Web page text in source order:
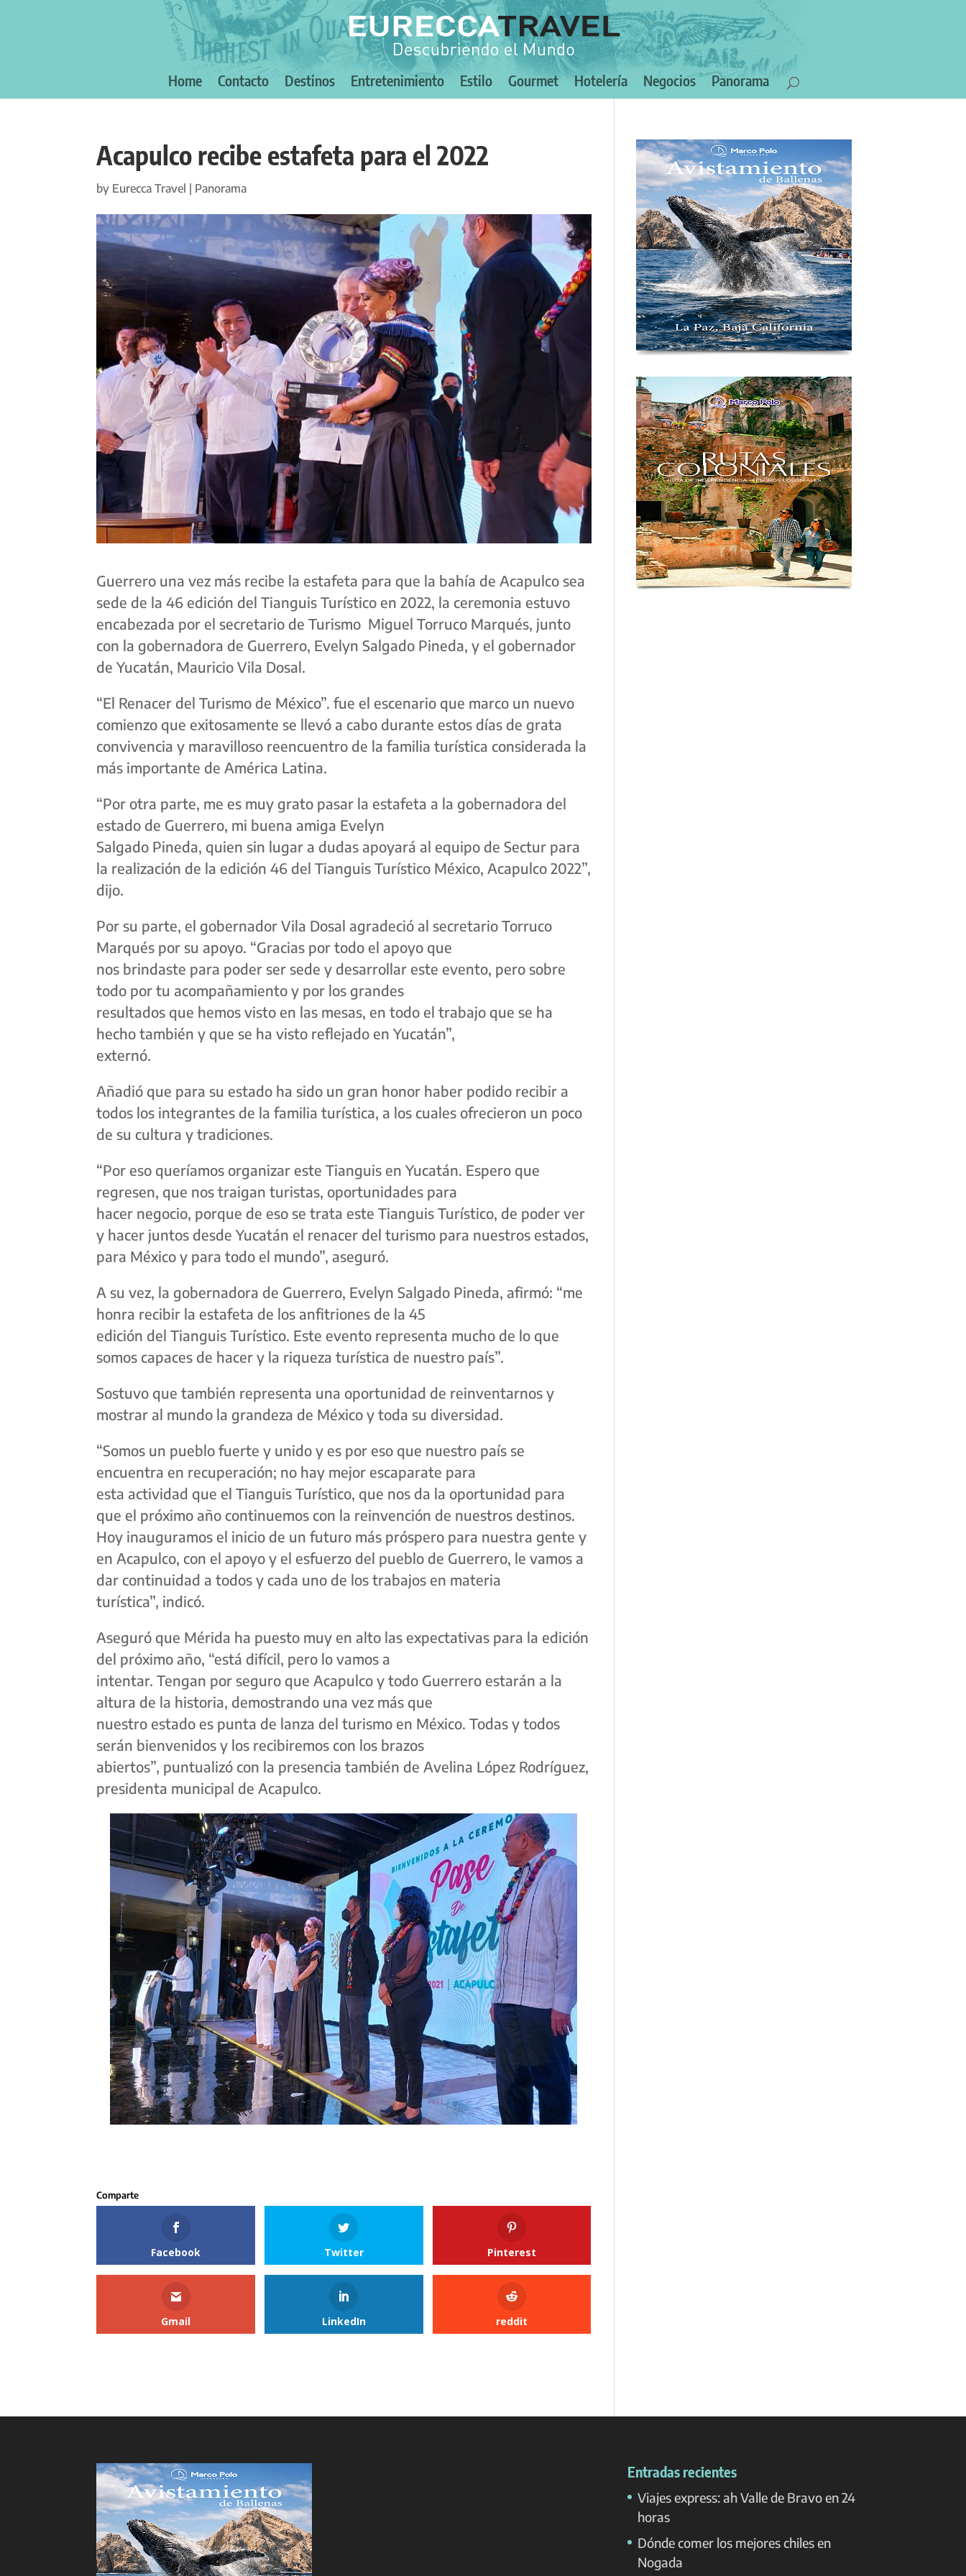
Home Contacto Destinos Entretenimiento Estilo Gourmet Hotelería Negocios Panorama
Acapulco recibe estafeta para el 2022
by Eurecca Travel Panorama
Guerrero una vez más recibe la estafeta para que la bahía de Acapulco sea
sede de la 46 edición del Tianguis Turístico en 2022, la ceremonia estuvo
encabezada por el secretario de Turismo Miguel Torruco Marqués, junto
con la gobernadora de Guerrero, Evelyn Salgado Pineda, y el gobernador
de Yucatán, Mauricio Vila Dosal.
“El Renacer del Turismo de México”. fue el escenario que marco un nuevo
comienzo que exitosamente se llevó a cabo durante estos días de grata
convivencia y maravilloso reencuentro de la familia turística considerada la
más importante de América Latina.
“Por otra parte, me es muy grato pasar la estafeta a la gobernadora del
estado de Guerrero, mi buena amiga Evelyn
Salgado Pineda, quien sin lugar a dudas apoyará al equipo de Sectur para
la realización de la edición 46 del Tianguis Turístico México, Acapulco 2022”,
dijo.
Por su parte, el gobernador Vila Dosal agradeció al secretario Torruco
Marqués por su apoyo. “Gracias por todo el apoyo que
nos brindaste para poder ser sede y desarrollar este evento, pero sobre
todo por tu acompañamiento y por los grandes
resultados que hemos visto en las mesas, en todo el trabajo que se ha
hecho también y que se ha visto reflejado en Yucatán”,
externó.
Añadió que para su estado ha sido un gran honor haber podido recibir a
todos los integrantes de la familia turística, a los cuales ofrecieron un poco
de su cultura y tradiciones.
“Por eso queríamos organizar este Tianguis en Yucatán. Espero que
regresen, que nos traigan turistas, oportunidades para
hacer negocio, porque de eso se trata este Tianguis Turístico, de poder ver
y hacer juntos desde Yucatán el renacer del turismo para nuestros estados,
para México y para todo el mundo”, aseguró.
A su vez, la gobernadora de Guerrero, Evelyn Salgado Pineda, afirmó: “me
honra recibir la estafeta de los anfitriones de la 45
edición del Tianguis Turístico. Este evento representa mucho de lo que
somos capaces de hacer y la riqueza turística de nuestro país”.
Sostuvo que también representa una oportunidad de reinventarnos y
mostrar al mundo la grandeza de México y toda su diversidad.
“Somos un pueblo fuerte y unido y es por eso que nuestro país se
encuentra en recuperación; no hay mejor escaparate para
esta actividad que el Tianguis Turístico, que nos da la oportunidad para
que el próximo año continuemos con la reinvención de nuestros destinos.
Hoy inauguramos el inicio de un futuro más próspero para nuestra gente y
en Acapulco, con el apoyo y el esfuerzo del pueblo de Guerrero, le vamos a
dar continuidad a todos y cada uno de los trabajos en materia
turística”, indicó.
Aseguró que Mérida ha puesto muy en alto las expectativas para la edición
del próximo año, “está difícil, pero lo vamos a
intentar. Tengan por seguro que Acapulco y todo Guerrero estarán a la
altura de la historia, demostrando una vez más que
nuestro estado es punta de lanza del turismo en México. Todas y todos
serán bienvenidos y los recibiremos con los brazos
abiertos”, puntualizó con la presencia también de Avelina López Rodríguez,
presidenta municipal de Acapulco.
Facebook Twitter Pinterest
Gmail LinkedIn reddit
Entradas recientes
Viajes express: ah Valle de Bravo en 24
horas
Dónde comer los mejores chiles en
Nogada